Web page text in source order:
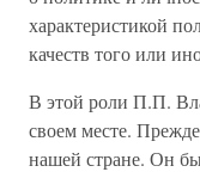
характеристикой
качеств того или
В этой роли П.П.
своем месте.
нашей стране. Он